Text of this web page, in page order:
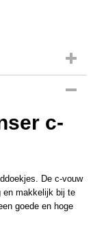
c-
De c-vouw
en makkelijk bij te
goede en hoge